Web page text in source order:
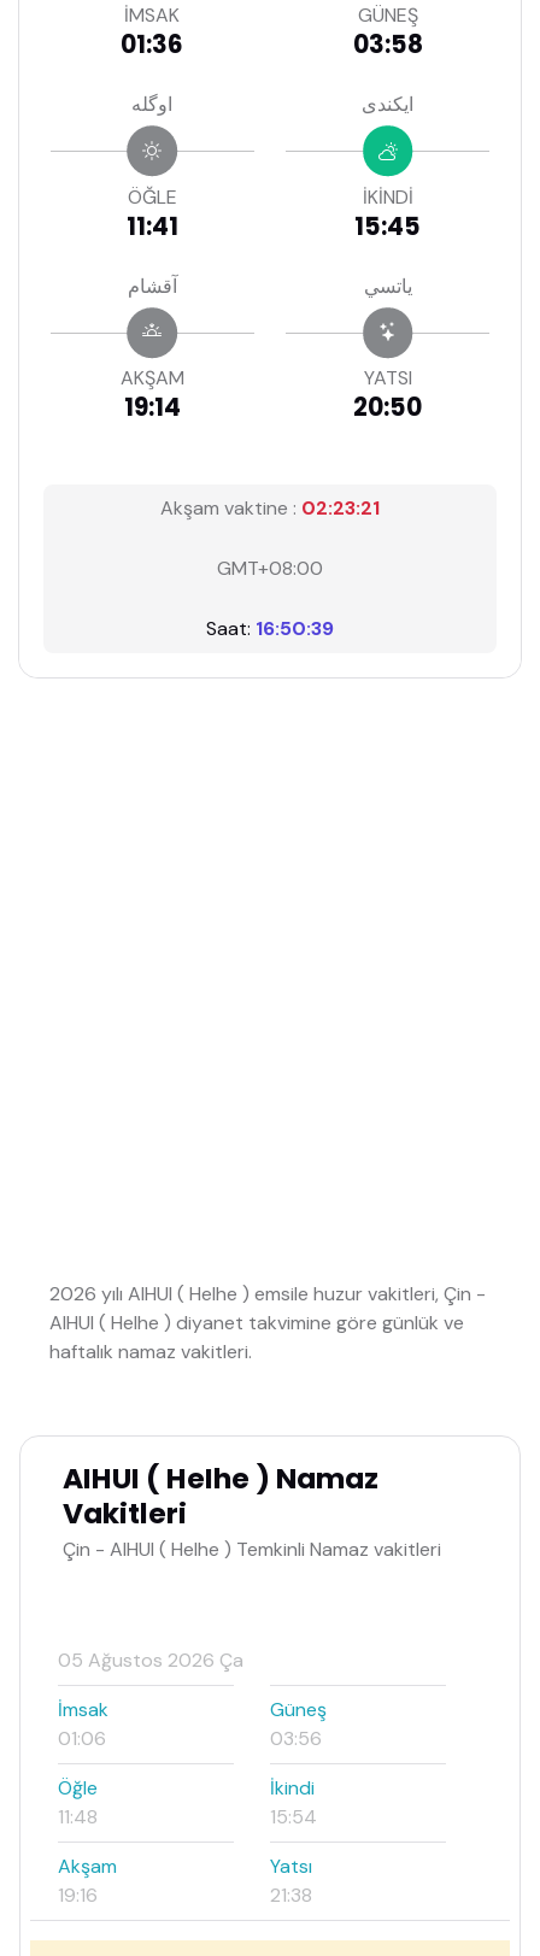
İMSAK
01:36
GÜNEŞ
03:58
اوگله
ÖĞLE
11:41
ايكندى
İKİNDİ
15:45
آقشام
AKŞAM
19:14
ياتسي
YATSI
20:50
Akşam vaktine : 02:23:20
GMT+08:00
Saat: 16:50:40
2026 yılı AIHUI ( HeIhe ) emsile huzur vakitleri, Çin -
AIHUI ( HeIhe ) diyanet takvimine göre günlük ve
haftalık namaz vakitleri.
AIHUI ( HeIhe ) Namaz
Vakitleri
Çin - AIHUI ( HeIhe ) Temkinli Namaz vakitleri
05 Ağustos 2026 Ça
İmsak
01:06
Güneş
03:56
Öğle
11:48
İkindi
15:54
Akşam
19:16
Yatsı
21:38